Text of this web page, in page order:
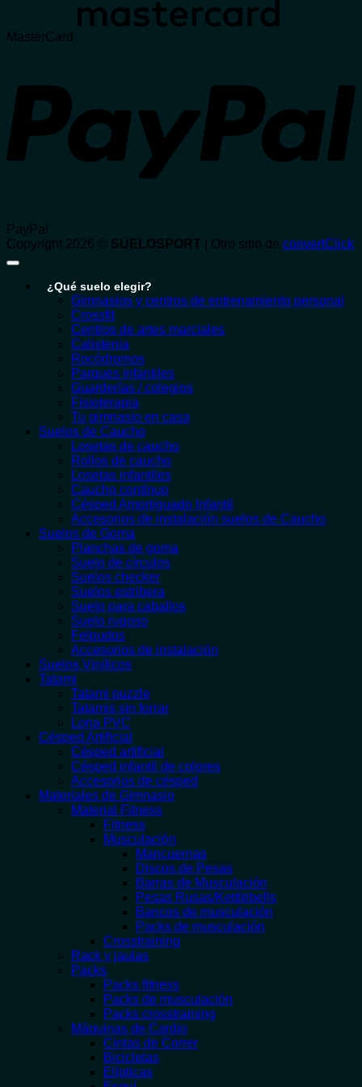
MasterCard
PayPal
Copyright 2026 © SUELOSPORT | Otro sitio de convertClick
¿Qué suelo elegir?
Gimnasios y centros de entrenamiento personal
Crossfit
Centros de artes marciales
Calistenia
Rocódromos
Parques infantiles
Guarderías / colegios
Fisioterapia
Tu gimnasio en casa
Suelos de Caucho
Losetas de caucho
Rollos de caucho
Losetas infantiles
Caucho contínuo
Césped Amortiguado Infantil
Accesorios de instalación suelos de Caucho
Suelos de Goma
Planchas de goma
Suelo de círculos
Suelos checker
Suelos estribera
Suelo para caballos
Suelo rugoso
Felpudos
Accesorios de instalación
Suelos Vinílicos
Tatami
Tatami puzzle
Tatamis sin forrar
Lona PVC
Césped Artificial
Césped artificial
Césped infantil de colores
Accesorios de césped
Materiales de Gimnasio
Material Fitness
Fitness
Musculación
Mancuernas
Discos de Pesas
Barras de Musculación
Pesas Rusas/Kettlebells
Bancos de musculación
Packs de musculación
Crosstraining
Rack y jaulas
Packs
Packs fitness
Packs de musculación
Packs crosstraining
Máquinas de Cardio
Cintas de Correr
Bicicletas
Elípticas